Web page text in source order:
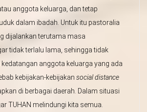
anggota keluarga, dan tetap
dalam ibadah. Untuk itu pastoralia
dijalankan terutama masa
tidak terlalu lama, sehingga tidak
anggota keluarga yang ada
kebijakan-kebijakan social distance
di berbagai daerah. Dalam situasi
TUHAN melindungi kita semua.